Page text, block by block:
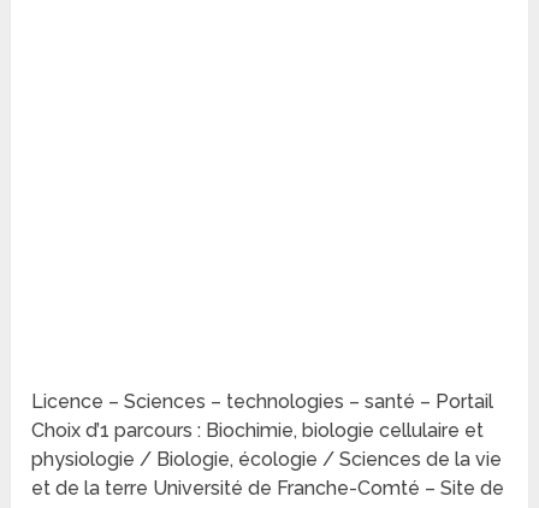
Licence – Sciences – technologies – santé – Portail
Choix d’1 parcours : Biochimie, biologie cellulaire et
physiologie / Biologie, écologie / Sciences de la vie
et de la terre Université de Franche-Comté – Site de